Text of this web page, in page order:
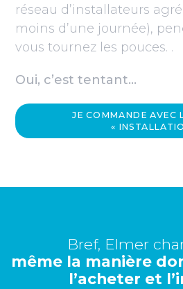
réseau d’installateurs
moins d’une journée),
vous tournez les pouces. .
Oui, c’est tentant…
JE COMMANDE AVEC
«
Bref, Elmer
même la manière
l’acheter et